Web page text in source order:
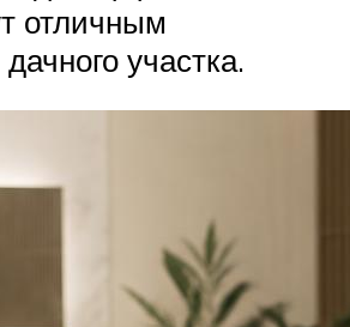
отличным
участка.